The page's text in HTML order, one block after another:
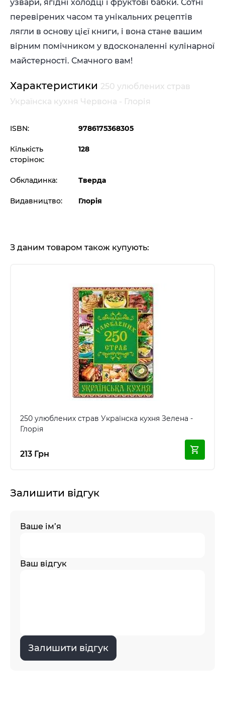
узвари, ягідні холодці і фруктові бабки. Сотні
перевірених часом та унікальних рецептів
лягли в основу цієї книги, і вона стане вашим
вірним помічником у вдосконаленні кулінарної
майстерності. Смачного вам!
Характеристики 250 улюблених страв
Українска кухня Червона - Глорія
ISBN: 9786175368305
Кількість
сторінок:
128
Обкладинка: Тверда
Видавництво: Глорія
З даним товаром також купують:
250 улюблених страв Українска кухня Зелена -
Глорія
213 Грн
Залишити відгук
Ваше ім’я
Ваш відгук
Залишити відгук